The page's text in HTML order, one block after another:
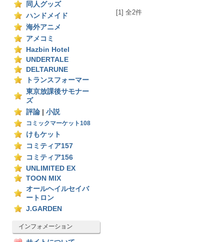
同人グッズ
ハンドメイド
海外アニメ
アメコミ
Hazbin Hotel
UNDERTALE
DELTARUNE
トランスフォーマー
東京放課後サモナー
ズ
評論
小説
コミックマーケット108
けもケット
コミティア157
コミティア156
UNLIMITED EX
TOON MIX
オールヘイルセイバ
ートロン
J.GARDEN
インフォメーション
[1] 全2件